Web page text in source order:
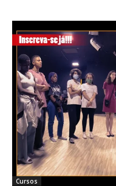
Cursos